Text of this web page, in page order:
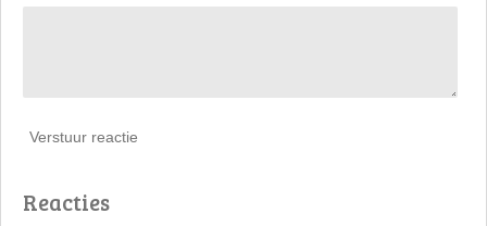
Verstuur reactie
Reacties